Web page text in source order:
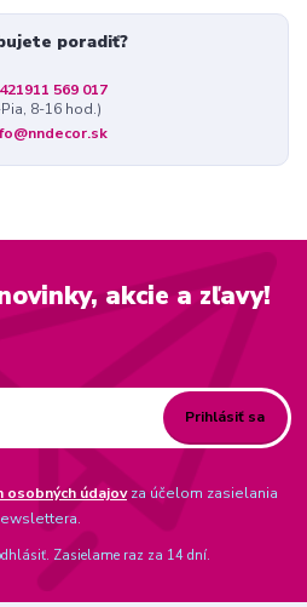
poradiť?
569 017
8-16 hod.)
akcie a zľavy!
Prihlásiť sa
osobných údajovza účelom zasielania
Zasielame raz za 14 dní.